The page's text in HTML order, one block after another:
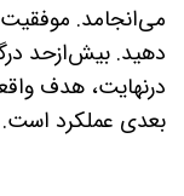
می‌انجامد. موفقیت
دهید. بیش‌ازحد
درنهایت، هدف
بعدی عملکرد است.